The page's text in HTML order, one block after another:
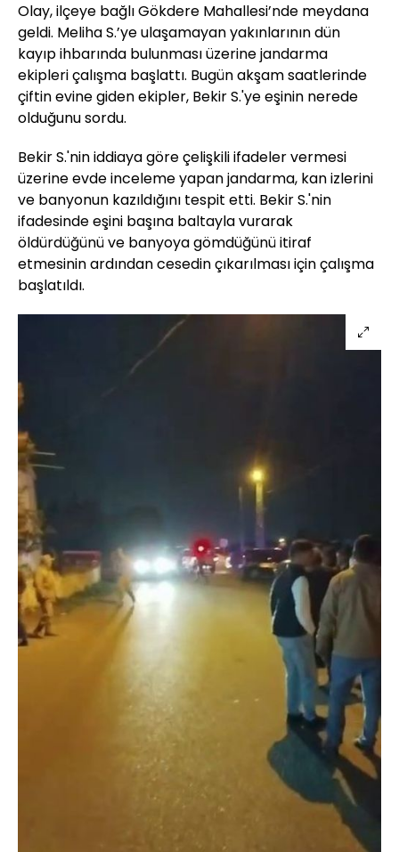
Olay, ilçeye bağlı Gökdere Mahallesi’nde meydana
geldi. Meliha S.’ye ulaşamayan yakınlarının dün
kayıp ihbarında bulunması üzerine jandarma
ekipleri çalışma başlattı. Bugün akşam saatlerinde
çiftin evine giden ekipler, Bekir S.'ye eşinin nerede
olduğunu sordu.
Bekir S.'nin iddiaya göre çelişkili ifadeler vermesi
üzerine evde inceleme yapan jandarma, kan izlerini
ve banyonun kazıldığını tespit etti. Bekir S.'nin
ifadesinde eşini başına baltayla vurarak
öldürdüğünü ve banyoya gömdüğünü itiraf
etmesinin ardından cesedin çıkarılması için çalışma
başlatıldı.